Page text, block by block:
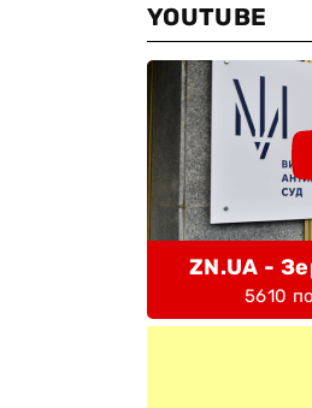
YOUTUBE
ZN.UA -
5610